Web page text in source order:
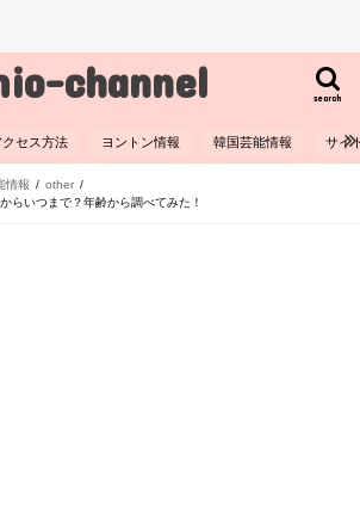
channel search
クセス方法 ヨントン情報 韓国芸能情報 サイ
情報
other
らいつまで？年齢から調べてみた！